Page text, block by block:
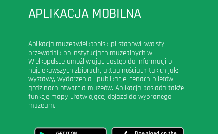
APLIKACJA MOBILNA
Aplikacja muzeawielkopolski.pl stanowi swoisty
przewodnik po instytucjach muzealnych w
Wielkopolsce umożliwiając dostęp do informacji o
najciekawszych zbiorach, aktualnościach takich jak:
wystawy, wydarzenia i publikacje; cenach biletów i
godzinach otwarcia muzeów. Aplikacja posiada także
funkcję mapy ułatwiającej dojazd do wybranego
muzeum.